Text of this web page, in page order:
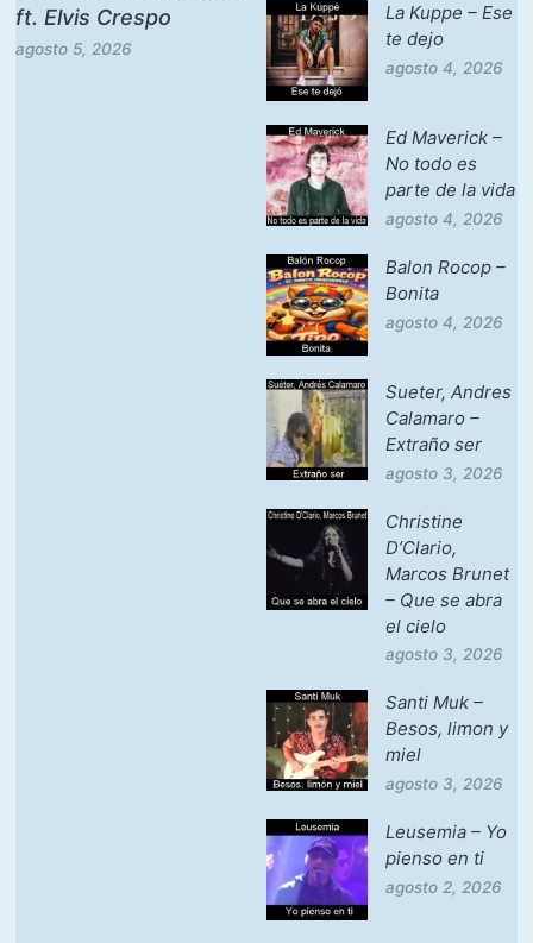
ft. Elvis Crespo
agosto 5, 2026
La Kuppe – Ese
te dejo
agosto 4, 2026
Ed Maverick –
No todo es
parte de la vida
agosto 4, 2026
Balon Rocop –
Bonita
agosto 4, 2026
Sueter, Andres
Calamaro –
Extraño ser
agosto 3, 2026
Christine
D’Clario,
Marcos Brunet
– Que se abra
el cielo
agosto 3, 2026
Santi Muk –
Besos, limon y
miel
agosto 3, 2026
Leusemia – Yo
pienso en ti
agosto 2, 2026